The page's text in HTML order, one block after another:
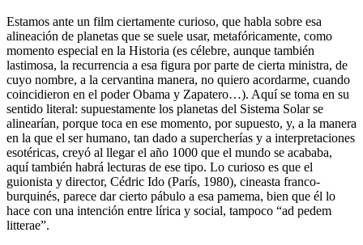
Estamos ante un film ciertamente curioso, que habla sobre esa
alineación de planetas que se suele usar, metafóricamente, como
momento especial en la Historia (es célebre, aunque también
lastimosa, la recurrencia a esa figura por parte de cierta ministra, de
cuyo nombre, a la cervantina manera, no quiero acordarme, cuando
coincidieron en el poder Obama y Zapatero…). Aquí se toma en su
sentido literal: supuestamente los planetas del Sistema Solar se
alinearían, porque toca en ese momento, por supuesto, y, a la manera
en la que el ser humano, tan dado a supercherías y a interpretaciones
esotéricas, creyó al llegar el año 1000 que el mundo se acababa,
aquí también habrá lecturas de ese tipo. Lo curioso es que el
guionista y director, Cédric Ido (París, 1980), cineasta franco-
burquinés, parece dar cierto pábulo a esa pamema, bien que él lo
hace con una intención entre lírica y social, tampoco “ad pedem
litterae”.